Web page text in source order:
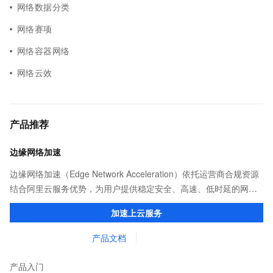
网络数据分类
网络赛项
网络容器网络
网络云效
产品推荐
边缘网络加速
边缘网络加速（Edge Network Acceleration）依托运营商合规资源
结合阿里云服务优势，为用户提供稳定安全、高速、低时延的网络
传输，解决客户不同站点的连接、组网、数据安全传输、业务质量
加速上云服务
产品文档
产品入门